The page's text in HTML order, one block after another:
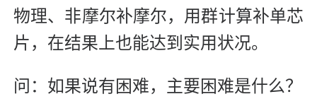
物理、非摩尔补摩尔，用群计算补单芯
片，在结果上也能达到实用状况。
问：如果说有困难，主要困难是什么？